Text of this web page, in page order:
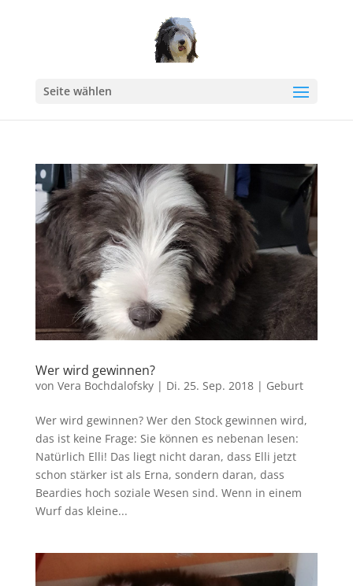
Seite wählen
Wer wird gewinnen?
von Vera Bochdalofsky| Di. 25. Sep. 2018| Geburt
Wer wird gewinnen? Wer den Stock gewinnen wird,
das ist keine Frage: Sie können es nebenan lesen:
Natürlich Elli! Das liegt nicht daran, dass Elli jetzt
schon stärker ist als Erna, sondern daran, dass
Beardies hoch soziale Wesen sind. Wenn in einem
Wurf das kleine...